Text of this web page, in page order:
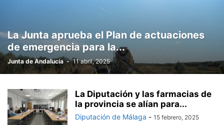
La Junta aprueba el Plan de actuaciones
de emergencia para la...
Junta de Andalucía - 11 abril, 2025
La Diputación y las farmacias de
la provincia se alían para...
Diputación de Málaga - 15 febrero, 2025